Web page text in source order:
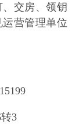
、交房、领钥
营管理单位
3